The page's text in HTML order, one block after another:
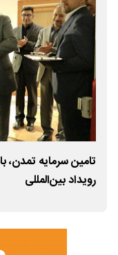
تامین سرمایه
رویداد بین‌المللی